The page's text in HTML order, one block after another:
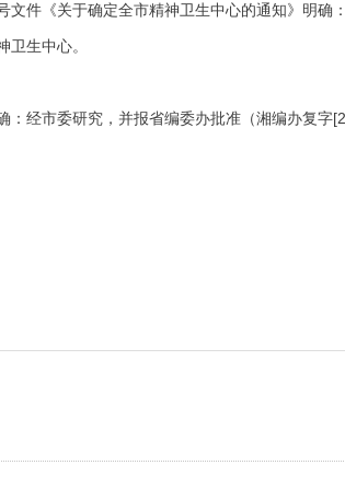
件《关于确定全市精神卫生中心的通知》明
生中心。
经市委研究，并报省编委办批准（湘编办复